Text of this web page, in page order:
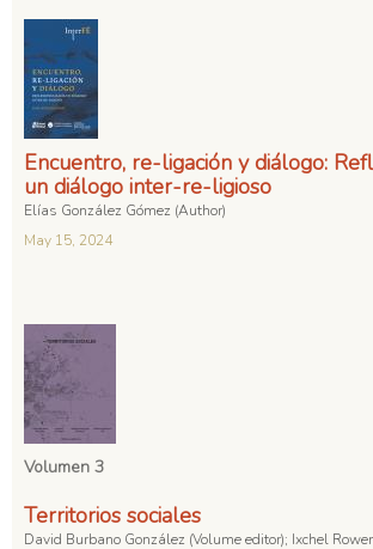
Encuentro, re-ligación y diálogo:
un diálogo inter-re-ligioso
Elías González Gómez (Author)
May 15, 2024
Volumen 3
Territorios sociales
David Burbano González (Volume editor); Ixchel